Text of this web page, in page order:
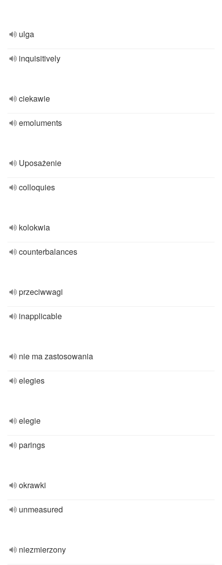
ulga
inquisitively
ciekawie
emoluments
Uposażenie
colloquies
kolokwia
counterbalances
przeciwwagi
inapplicable
nie ma zastosowania
elegies
elegie
parings
okrawki
unmeasured
niezmierzony